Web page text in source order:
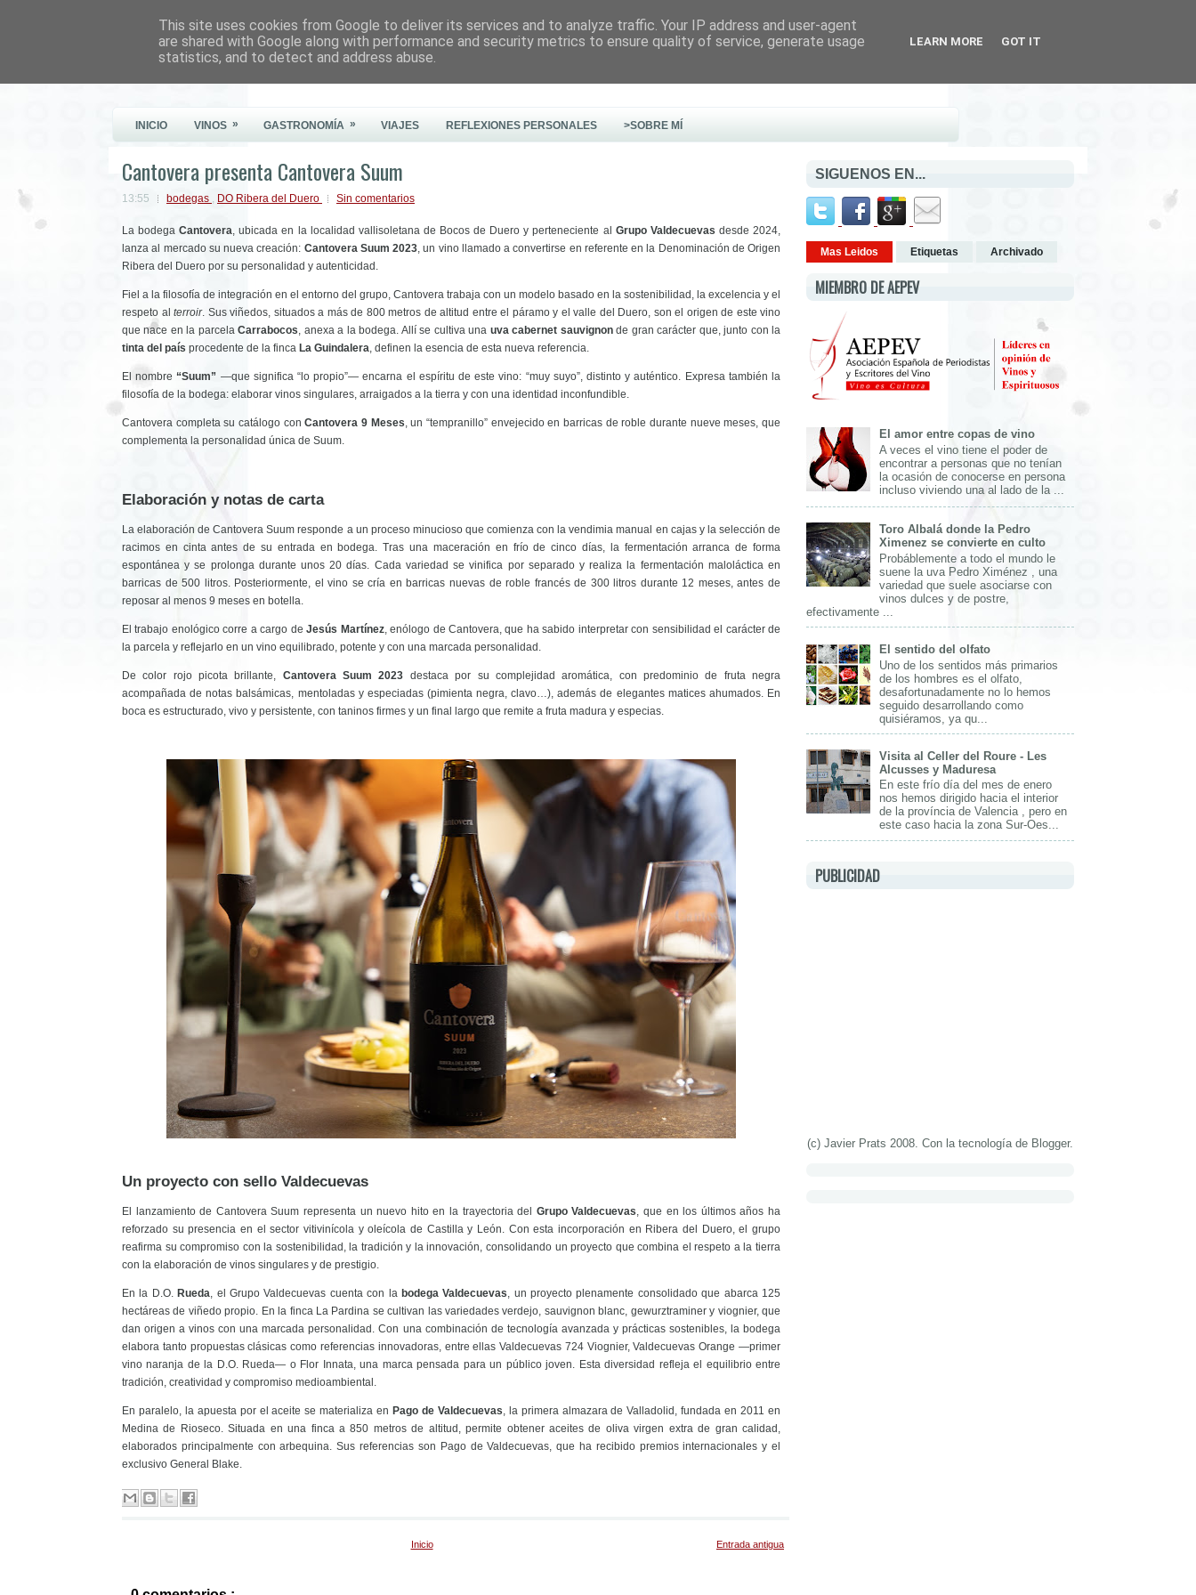
Este Vino Me Gusta
INICIO VINOS » GASTRONOMÍA » VIAJES REFLEXIONES PERSONALES >SOBRE MÍ
Cantovera presenta Cantovera Suum
13:55 bodegas , DO Ribera del Duero Sin comentarios
La bodegaCantovera, ubicada en la localidad vallisoletana de Bocos de Duero y perteneciente al Grupo Valdecuevas desde 2024,
lanza al mercado su nueva creación: Cantovera Suum 2023, un vino llamado a convertirse en referente en la Denominación de Origen
Ribera del Duero por su personalidad y autenticidad.
Fiel a la filosofía de integración en el entorno del grupo, Cantovera trabaja con un modelo basado en la sostenibilidad, la excelencia y el
respeto al terroir. Sus viñedos, situados a más de 800 metros de altitud entre el páramo y el valle del Duero, son el origen de este vino
que nace en la parcelaCarrabocos, anexa a la bodega. Allí se cultiva una uva cabernet sauvignonde gran carácter que, junto con la
tinta del país procedente de la finca La Guindalera, definen la esencia de esta nueva referencia.
El nombre“Suum” —que significa “lo propio”— encarna el espíritu de este vino: “muy suyo”, distinto y auténtico. Expresa también la
filosofía de la bodega: elaborar vinos singulares, arraigados a la tierra y con una identidad inconfundible.
Cantovera completa su catálogo conCantovera 9 Meses, un “tempranillo” envejecido en barricas de roble durante nueve meses, que
complementa la personalidad única de Suum.
Elaboración y notas de carta
La elaboración de Cantovera Suum responde a un proceso minucioso que comienza con la vendimia manual en cajas y la selección de
racimos en cinta antes de su entrada en bodega. Tras una maceración en frío de cinco días, la fermentación arranca de forma
espontánea y se prolonga durante unos 20 días. Cada variedad se vinifica por separado y realiza la fermentación maloláctica en
barricas de 500 litros. Posteriormente, el vino se cría en barricas nuevas de roble francés de 300 litros durante 12 meses, antes de
reposar al menos 9 meses en botella.
El trabajo enológico corre a cargo deJesús Martínez, enólogo de Cantovera, que ha sabido interpretar con sensibilidad el carácter de
la parcela y reflejarlo en un vino equilibrado, potente y con una marcada personalidad.
De color rojo picota brillante, Cantovera Suum 2023 destaca por su complejidad aromática, con predominio de fruta negra
acompañada de notas balsámicas, mentoladas y especiadas (pimienta negra, clavo…), además de elegantes matices ahumados. En
boca es estructurado, vivo y persistente, con taninos firmes y un final largo que remite a fruta madura y especias.
Un proyecto con sello Valdecuevas
El lanzamiento de Cantovera Suum representa un nuevo hito en la trayectoria del Grupo Valdecuevas, que en los últimos años ha
reforzado su presencia en el sector vitivinícola y oleícola de Castilla y León. Con esta incorporación en Ribera del Duero, el grupo
reafirma su compromiso con la sostenibilidad, la tradición y la innovación, consolidando un proyecto que combina el respeto a la tierra
con la elaboración de vinos singulares y de prestigio.
En la D.O. Rueda, el Grupo Valdecuevas cuenta con la bodega Valdecuevas, un proyecto plenamente consolidado que abarca 125
hectáreas de viñedo propio. En la finca La Pardina se cultivan las variedades verdejo, sauvignon blanc, gewurztraminer y viognier, que
dan origen a vinos con una marcada personalidad. Con una combinación de tecnología avanzada y prácticas sostenibles, la bodega
elabora tanto propuestas clásicas como referencias innovadoras, entre ellas Valdecuevas 724 Viognier, Valdecuevas Orange —primer
vino naranja de la D.O. Rueda— o Flor Innata, una marca pensada para un público joven. Esta diversidad refleja el equilibrio entre
tradición, creatividad y compromiso medioambiental.
En paralelo, la apuesta por el aceite se materializa en Pago de Valdecuevas, la primera almazara de Valladolid, fundada en 2011 en
Medina de Rioseco. Situada en una finca a 850 metros de altitud, permite obtener aceites de oliva virgen extra de gran calidad,
elaborados principalmente con arbequina. Sus referencias son Pago de Valdecuevas, que ha recibido premios internacionales y el
exclusivo General Blake.
Entrada antigua
Inicio
SIGUENOS EN...
Mas Leidos Etiquetas Archivado
MIEMBRO DE AEPEV
El amor entre copas de vino
A veces el vino tiene el poder de
encontrar a personas que no tenían
la ocasión de conocerse en persona
incluso viviendo una al lado de la ...
Toro Albalá donde la Pedro
Ximenez se convierte en culto
Probáblemente a todo el mundo le
suene la uva Pedro Ximénez , una
variedad que suele asociarse con
vinos dulces y de postre,
efectivamente ...
El sentido del olfato
Uno de los sentidos más primarios
de los hombres es el olfato,
desafortunadamente no lo hemos
seguido desarrollando como
quisiéramos, ya qu...
Visita al Celler del Roure - Les
Alcusses y Maduresa
En este frío día del mes de enero
nos hemos dirigido hacia el interior
de la província de Valencia , pero en
este caso hacia la zona Sur-Oes...
PUBLICIDAD
(c) Javier Prats 2008. Con la tecnología de Blogger.
This site uses cookies from Google to deliver its services and to analyze traffic. Your IP address and user-agent
are shared with Google along with performance and security metrics to ensure quality of service, generate usage
statistics, and to detect and address abuse.
LEARN MORE GOT IT